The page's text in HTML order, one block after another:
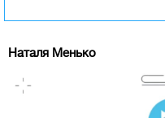
Наталя Менько